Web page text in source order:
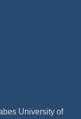
University of